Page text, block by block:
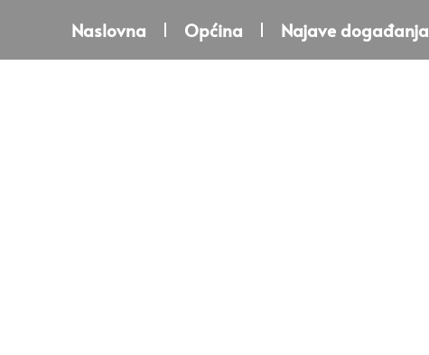
Naslovna Općina Najave događanja